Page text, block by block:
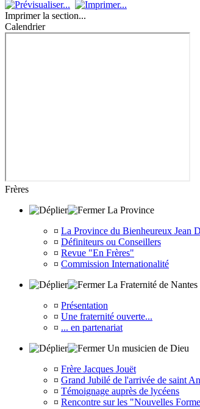
Imprimer la section...
Calendrier
Frères
La Province
¤ La Province du Bienheureux Jean
¤ Définiteurs ou Conseillers
¤ Revue "En Frères"
¤ Commission Internationalité
La Fraternité de Nantes
¤ Présentation
¤ Une fraternité ouverte...
¤ ... en partenariat
Un musicien de Dieu
¤ Frère Jacques Jouët
¤ Grand Jubilé de l'arrivée de saint
¤ Témoignage auprès de lycéens
¤ Rencontre sur les "Nouvelles